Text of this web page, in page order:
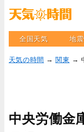
全国天気 地
天気の時間 → 関東 →
中央労働金